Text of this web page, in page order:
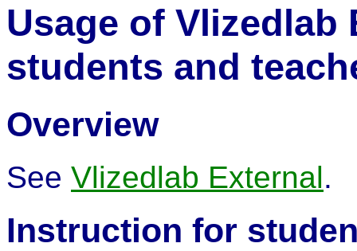
Usage of
students and
Overview
See Vlizedlab External.
Instruction for